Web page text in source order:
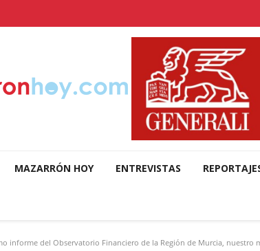
MAZARRÓN HOY ENTREVISTAS
informe del Observatorio Financiero de la Región de Murcia,